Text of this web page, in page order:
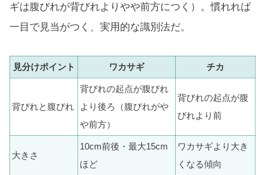
ギは腹びれが背びれよりやや前方につく）。慣れれば
一目で見当がつく、実用的な識別法だ。
見分けポイント ワカサギ チカ
背びれと腹びれ
背びれの起点が腹びれ
より後ろ（腹びれがや
や前方）
背びれの起点が腹
びれより前
大きさ
10cm前後・最大15cm
ほど
ワカサギより大き
くなる傾向